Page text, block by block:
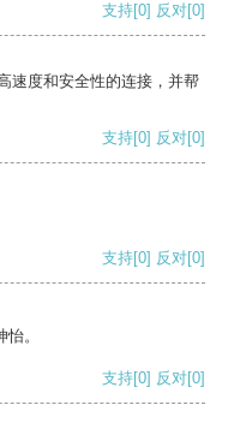
支持[0] 反对[0]
速度和安全性的连接，并帮
支持[0] 反对[0]
支持[0] 反对[0]
。
支持[0] 反对[0]